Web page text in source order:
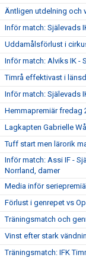
Äntligen utdelning och
Inför match: Själevads
Uddamålsförlust i
Inför match: Alviks IK -
Timrå effektivast i
Inför match: Själevads
Hemmapremiär fredag
Lagkapten Gabrielle
Tuff start men lärorik
Inför match: Assi IF -
Norrland, damer
Media inför
Förlust i genrepet vs
Träningsmatch och
Vinst efter stark
Träningsmatch: IFK